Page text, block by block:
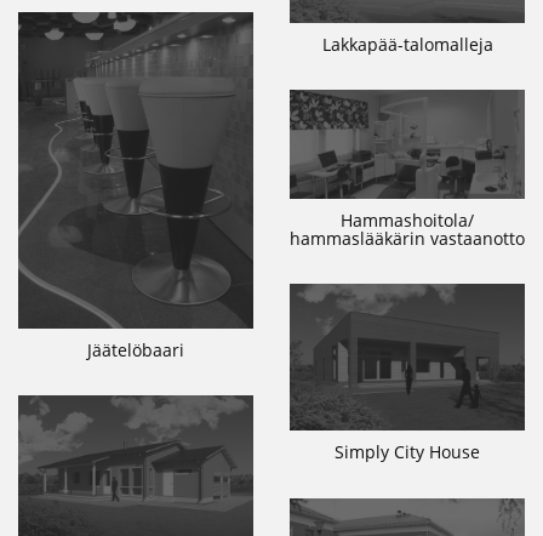
Lakkapää-talomalleja
Jäätelöbaari
Hammashoitola/
hammaslääkärin vastaanotto
Simply City House